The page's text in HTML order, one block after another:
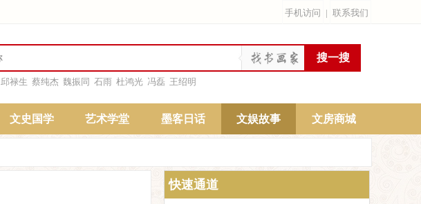
手机访问 | 联系我们
邱禄生 蔡纯杰 魏振同 石雨 杜鸿光 冯磊 王绍明
文史国学 艺术学堂 墨客日话 文娱故事 文房商城
快速通道